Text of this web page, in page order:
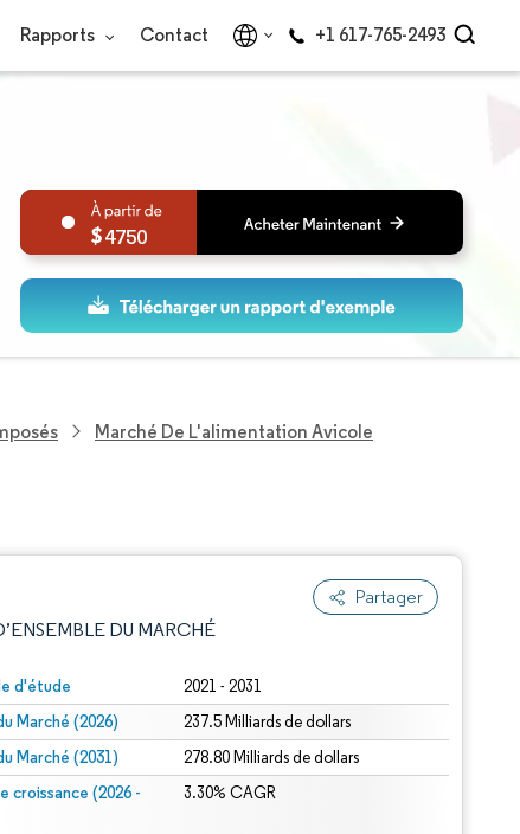
Rapports Contact +1 617-765-2493
4750
Marché De L'alimentation Avicole
Partager
DU MARCHÉ
d'étude 2021 - 2031
Marché (2026) 237.5 Milliards de dollars
Marché (2031) 278.80 Milliards de dollars
croissance (2026 -
3.30% CAGR